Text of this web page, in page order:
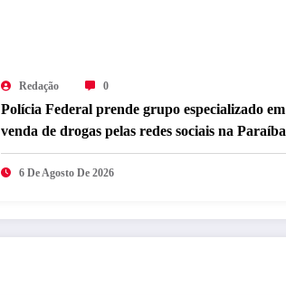
Redação 0
Polícia Federal prende grupo especializado em
venda de drogas pelas redes sociais na Paraíba
6 De Agosto De 2026